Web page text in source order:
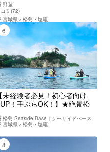
）
野遊
コミ(72)
宮城県
松島・塩竈
6位
【未経験者必見！初心者向け
！手ぶらOK！】★絶景松
トSUP★無料温水シャワー★
徒歩7分★手ぶらOK★女性、
ップル、ファミリー、未経験
大歓迎！
松島 Seaside Base｜シーサイドベース
宮城県
松島・塩竈